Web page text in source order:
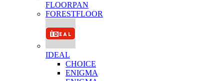
FLOORPAN
FORESTFLOOR
IDEAL
CHOICE
ENIGMA